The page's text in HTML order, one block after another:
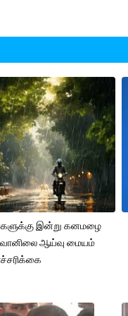
இன்று கனமழை
வானிலை ஆய்வு மையம்